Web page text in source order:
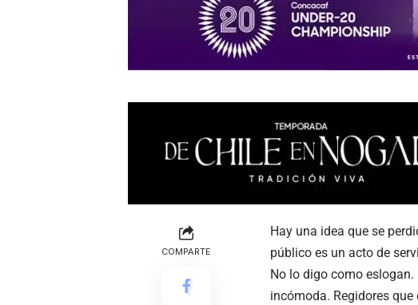
COMPARTE
Hay una idea que se
público es un acto de
No lo digo como
incómoda. Regidores